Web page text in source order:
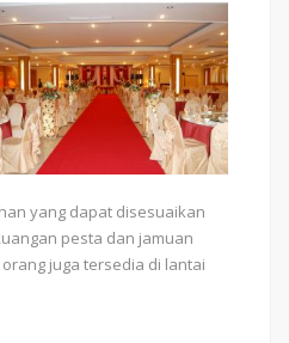
yang dapat disesuaikan
pesta dan jamuan
juga tersedia di lantai